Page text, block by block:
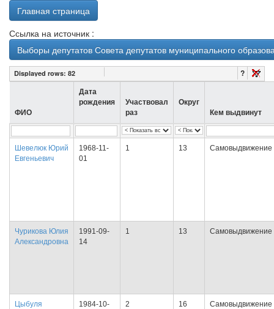
Главная страница
Ссылка на источник :
Выборы депутатов Совета депутатов муниципального
Displayed rows: 82 ?
ФИО
Дата
рождения
Участвовал
раз
Округ
Кем выдвинут
Шевелюк Юрий
Евгеньевич
1968-11-
01
1 13 Самовыдвижение
Чурикова Юлия
Александровна
1991-09-
14
1 13 Самовыдвижение
Цыбуля
1984-10-
2 16 Самовыдвижение